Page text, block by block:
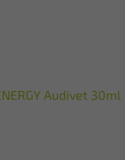
Audivet 30ml